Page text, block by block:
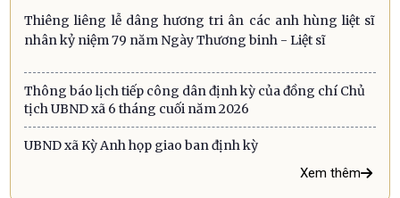
Thiêng liêng lễ dâng hương tri ân các anh hùng liệt sĩ
nhân kỷ niệm 79 năm Ngày Thương binh - Liệt sĩ
Thông báo lịch tiếp công dân định kỳ của đồng chí Chủ
tịch UBND xã 6 tháng cuối năm 2026
UBND xã Kỳ Anh họp giao ban định kỳ
Xem thêm